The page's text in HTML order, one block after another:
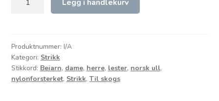
str
herre
og
dame
Legg i handlekurv
Produktnummer: I/A
Kategori: Strikk
Stikkord: Beiarn, dame, herre, lester, norsk ull,
nylonforsterket, Strikk, Til skogs